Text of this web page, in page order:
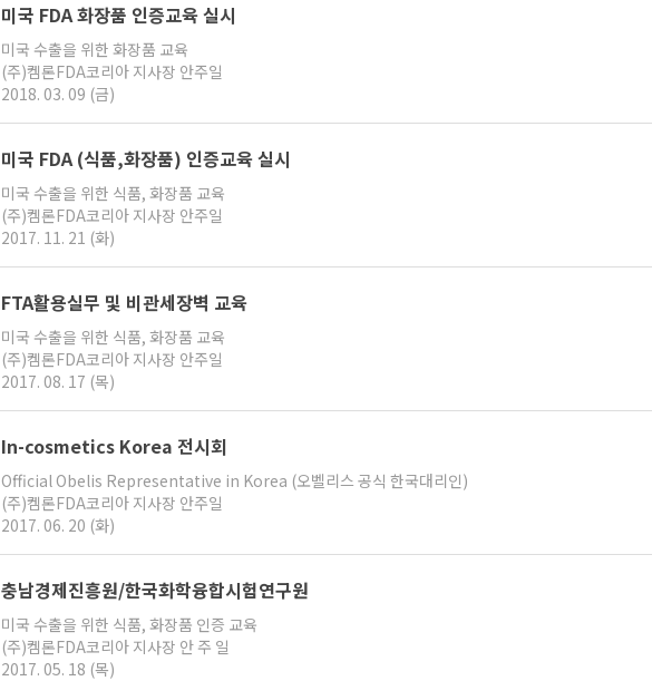
미국 FDA 화장품 인증교육 실시
미국 수출을 위한 화장품 교육
(주)켐론FDA코리아 지사장 안주일
2018. 03. 09 (금)
미국 FDA (식품,화장품) 인증교육 실시
미국 수출을 위한 식품, 화장품 교육
(주)켐론FDA코리아 지사장 안주일
2017. 11. 21 (화)
FTA활용실무 및 비관세장벽 교육
미국 수출을 위한 식품, 화장품 교육
(주)켐론FDA코리아 지사장 안주일
2017. 08. 17 (목)
In-cosmetics Korea 전시회
Official Obelis Representative in Korea (오벨리스 공식 한국대리인)
(주)켐론FDA코리아 지사장 안주일
2017. 06. 20 (화)
충남경제진흥원/한국화학융합시험연구원
미국 수출을 위한 식품, 화장품 인증 교육
(주)켐론FDA코리아 지사장 안 주 일
2017. 05. 18 (목)